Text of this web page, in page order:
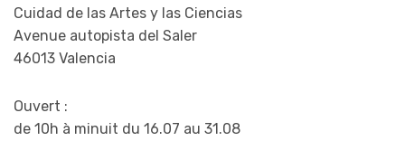
Cuidad de las Artes y las Ciencias
Avenue autopista del Saler
46013 Valencia
Ouvert :
de 10h à minuit du 16.07 au 31.08